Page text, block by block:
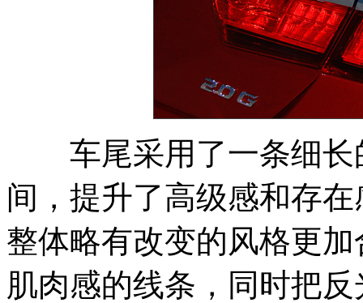
车尾采用了一条细长
间，提升了高级感和存
整体略有改变的风格更
肌肉感的线条，同时把